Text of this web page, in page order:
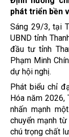
phát triển bền
Sáng 29/3, tại
UBND tỉnh
đầu tư tỉnh
Phạm Minh
dự hội nghị.
Phát biểu chỉ
Hóa năm 2026,
nhấn mạnh
chuyển mạnh
chú trọng chất